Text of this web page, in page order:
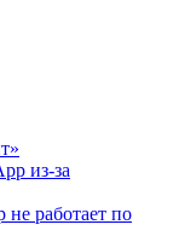
из-за
не работает по